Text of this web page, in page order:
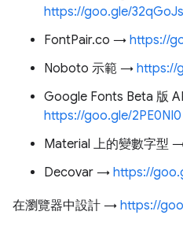
https://goo.gle/32qGoJs
FontPair.co → https://
Noboto 示範 → https://
Google Fonts Beta 版
https://goo.gle/2PE0NI0
Material 上的變數字型
Decovar → https://
在瀏覽器中設計 → https://